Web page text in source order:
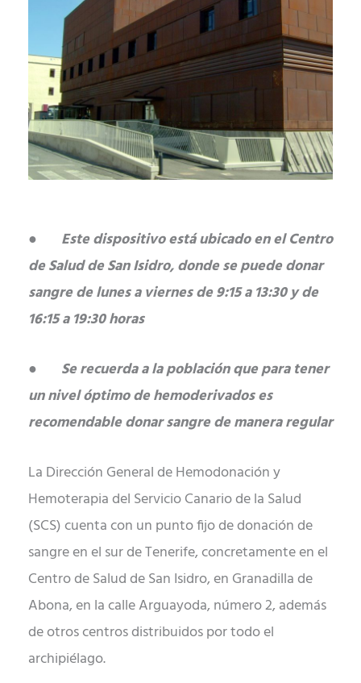
● Este dispositivo está ubicado en el Centro
de Salud de San Isidro, donde se puede donar
sangre de lunes a viernes de 9:15 a 13:30 y de
16:15 a 19:30 horas
● Se recuerda a la población que para tener
un nivel óptimo de hemoderivados es
recomendable donar sangre de manera regular
La Dirección General de Hemodonación y
Hemoterapia del Servicio Canario de la Salud
(SCS) cuenta con un punto fijo de donación de
sangre en el sur de Tenerife, concretamente en el
Centro de Salud de San Isidro, en Granadilla de
Abona, en la calle Arguayoda, número 2, además
de otros centros distribuidos por todo el
archipiélago.